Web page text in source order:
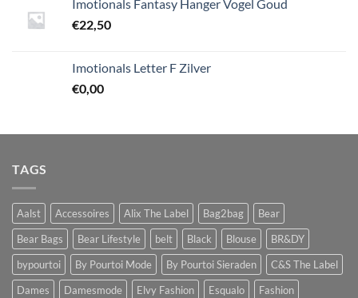
Imotionals Fantasy Hanger Vogel Goud
€22,50
Imotionals Letter F Zilver
€0,00
TAGS
Aalst Accessoires Alix The Label Bag2bag
Bear
Bear Bags
Bear Lifestyle belt Black Blouse
BR&DY
bypourtoi
By Pourtoi Mode By Pourtoi Sieraden
C&S The Label
Dames
Damesmode Elvy Fashion Esqualo
Fashion